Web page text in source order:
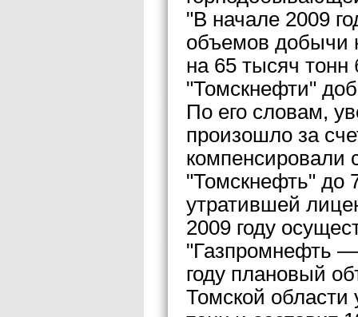
"В начале 2009
объемов добычи
на 65 тысяч тонн
"Томскнефти"
По его словам,
произошло за
"Томскнефть" до
утратившей
2009 году
"Газпромнефть
году плановый
Томской